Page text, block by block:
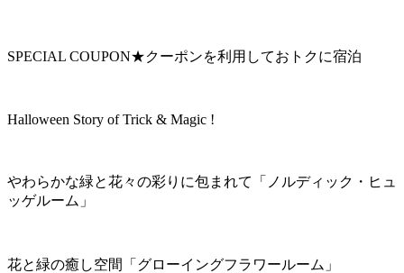
SPECIAL COUPON★クーポンを利用しておトクに宿泊
Halloween Story of Trick & Magic !
やわらかな緑と花々の彩りに包まれて「ノルディック・ヒュ
ッゲルーム」
花と緑の癒し空間「グローイングフラワールーム」